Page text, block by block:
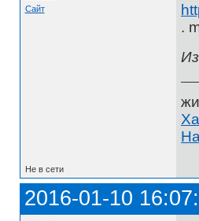
Сайт
.
Не в сети
2016-01-10